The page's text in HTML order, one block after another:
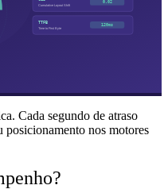
Cada segundo de atraso
posicionamento nos motores